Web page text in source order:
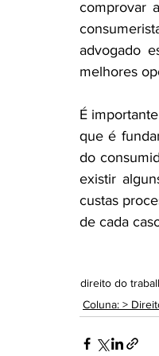
comprovar
advogado
melhores
É
que é
do
existir
custas
de cada
direito do
Coluna: >